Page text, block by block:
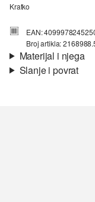
Kratko
EAN:
Broj artikla:
Materijal i njega
Slanje i povrat